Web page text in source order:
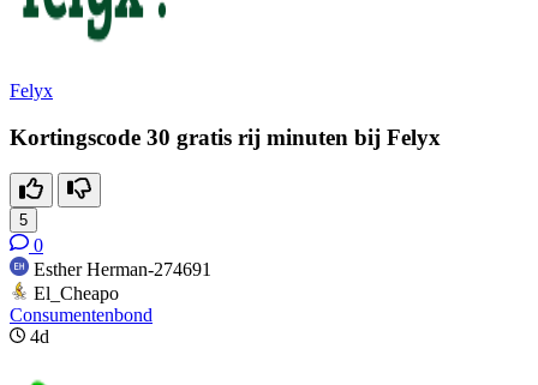
Felyx
Kortingscode 30 gratis rij minuten bij Felyx
5
0
Esther Herman-274691
El_Cheapo
Consumentenbond
4d